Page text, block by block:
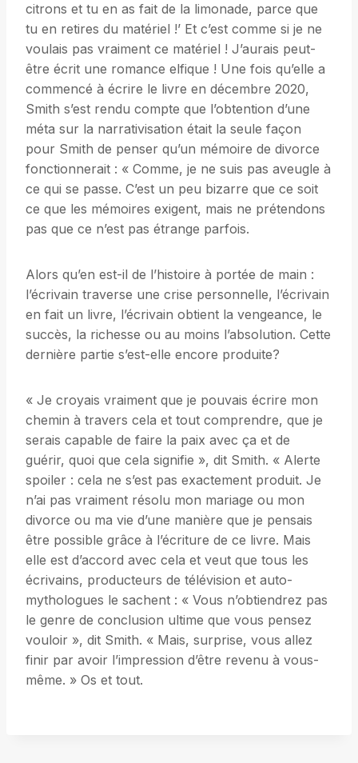
citrons et tu en as fait de la limonade, parce que
tu en retires du matériel !’ Et c’est comme si je ne
voulais pas vraiment ce matériel ! J’aurais peut-
être écrit une romance elfique ! Une fois qu’elle a
commencé à écrire le livre en décembre 2020,
Smith s’est rendu compte que l’obtention d’une
méta sur la narrativisation était la seule façon
pour Smith de penser qu’un mémoire de divorce
fonctionnerait : « Comme, je ne suis pas aveugle à
ce qui se passe. C’est un peu bizarre que ce soit
ce que les mémoires exigent, mais ne prétendons
pas que ce n’est pas étrange parfois.
Alors qu’en est-il de l’histoire à portée de main :
l’écrivain traverse une crise personnelle, l’écrivain
en fait un livre, l’écrivain obtient la vengeance, le
succès, la richesse ou au moins l’absolution. Cette
dernière partie s’est-elle encore produite?
« Je croyais vraiment que je pouvais écrire mon
chemin à travers cela et tout comprendre, que je
serais capable de faire la paix avec ça et de
guérir, quoi que cela signifie », dit Smith. « Alerte
spoiler : cela ne s’est pas exactement produit. Je
n’ai pas vraiment résolu mon mariage ou mon
divorce ou ma vie d’une manière que je pensais
être possible grâce à l’écriture de ce livre. Mais
elle est d’accord avec cela et veut que tous les
écrivains, producteurs de télévision et auto-
mythologues le sachent : « Vous n’obtiendrez pas
le genre de conclusion ultime que vous pensez
vouloir », dit Smith. « Mais, surprise, vous allez
finir par avoir l’impression d’être revenu à vous-
même. » Os et tout.